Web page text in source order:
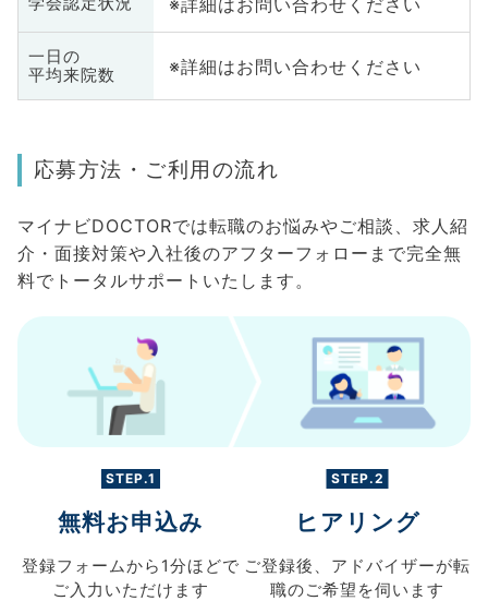
一日の
平均来院数
※詳細はお問い合わせください
応募方法・ご利用の流れ
マイナビDOCTORでは転職のお悩みやご相談、求人紹
介・面接対策や入社後のアフターフォローまで完全無
料でトータルサポートいたします。
STEP.1
無料お申込み
登録フォームから 1分ほどで
ご入力 いただけます
STEP.2
ヒアリング
ご登録後、 アドバイザーが転
職のご希望を伺います